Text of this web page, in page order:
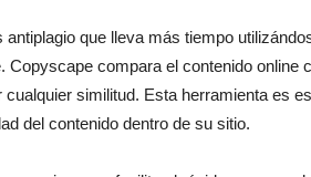
que lleva más tiempo
Copyscape compara el contenido online
similitud. Esta herramienta es
del contenido dentro de su sitio.